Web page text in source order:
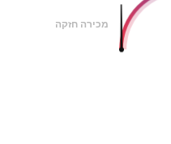
מכירה חזקה